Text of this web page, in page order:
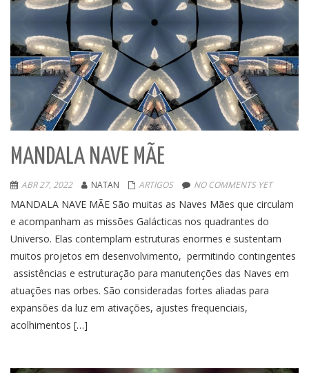
MANDALA NAVE MÃE
ABR 27, 2022 NATAN ARTIGOS NO COMMENTS YET
MANDALA NAVE MÃE São muitas as Naves Mães que circulam
e acompanham as missões Galácticas nos quadrantes do
Universo. Elas contemplam estruturas enormes e sustentam
muitos projetos em desenvolvimento, permitindo contingentes
assistências e estruturação para manutenções das Naves em
atuações nas orbes. São consideradas fortes aliadas para
expansões da luz em ativações, ajustes frequenciais,
acolhimentos […]